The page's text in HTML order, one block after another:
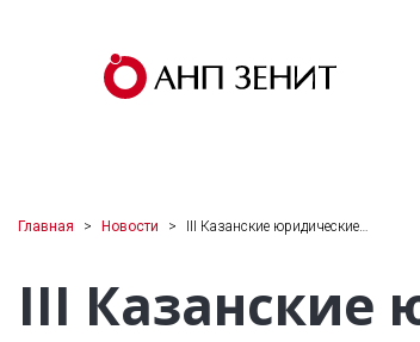
Главная Новости III Казанские юридические…
III Казанские